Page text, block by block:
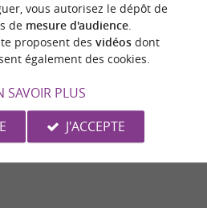
Détente
vous autorisez le dépôt de
de mesure d'audience.
proposent des vidéosdont
également des cookies.
SAVOIR PLUS
J'ACCEPTE